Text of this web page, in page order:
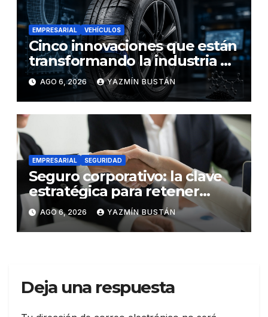
EMPRESARIAL VEHÍCULOS
Cinco innovaciones que están
transformando la industria de
los neumáticos y redefinen el
futuro de la movilidad
AGO 6, 2026 YAZMÍN BUSTÁN
EMPRESARIAL SEGURIDAD
Seguro corporativo: la clave
estratégica para retener
talento en Ecuador
AGO 6, 2026 YAZMÍN BUSTÁN
Deja una respuesta